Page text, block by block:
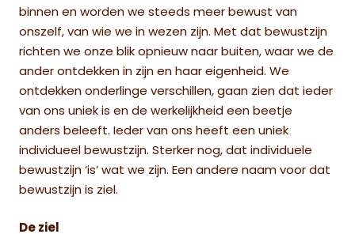
binnen en worden we steeds meer bewust van
onszelf, van wie we in wezen zijn. Met dat bewustzijn
richten we onze blik opnieuw naar buiten, waar we de
ander ontdekken in zijn en haar eigenheid. We
ontdekken onderlinge verschillen, gaan zien dat ieder
van ons uniek is en de werkelijkheid een beetje
anders beleeft. Ieder van ons heeft een uniek
individueel bewustzijn. Sterker nog, dat individuele
bewustzijn ‘is’ wat we zijn. Een andere naam voor dat
bewustzijn is ziel.
De ziel